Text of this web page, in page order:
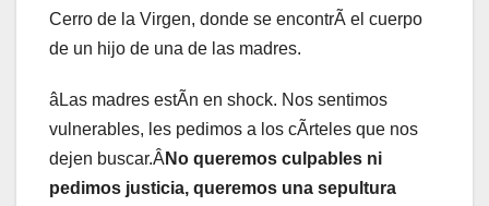
Cerro de la Virgen, donde se encontrÃ el cuerpo
de un hijo de una de las madres.
âLas madres estÃn en shock. Nos sentimos
vulnerables, les pedimos a los cÃrteles que nos
dejen buscar.Â No queremos culpables ni
pedimos justicia, queremos una sepultura